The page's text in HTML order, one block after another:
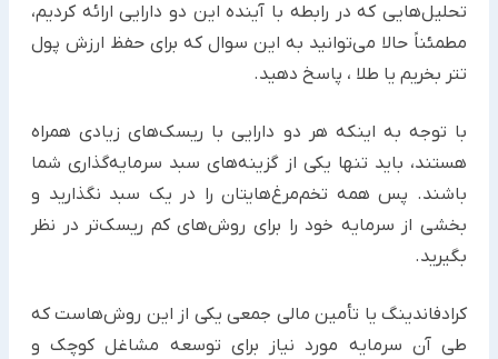
تحلیل‌هایی که در رابطه با آینده این دو دارایی ارائه کردیم،
مطمئناً ‏حالا می‌توانید به این سوال که برای حفظ ارزش پول
تتر بخریم یا طلا ، پاسخ دهید.
با توجه به اینکه هر دو دارایی با ریسک‌های زیادی همراه
هستند، باید تنها یکی از گزینه‌های سبد سرمایه‌گذاری شما
باشند. ‏پس همه تخم‌مرغ‌هایتان را در یک سبد نگذارید و
بخشی از سرمایه خود را برای روش‌های کم ریسک‌تر در نظر
بگیرید.
کرادفاندینگ یا تأمین مالی جمعی یکی از این روش‌هاست که
طی آن سرمایه مورد نیاز برای توسعه مشاغل کوچک و